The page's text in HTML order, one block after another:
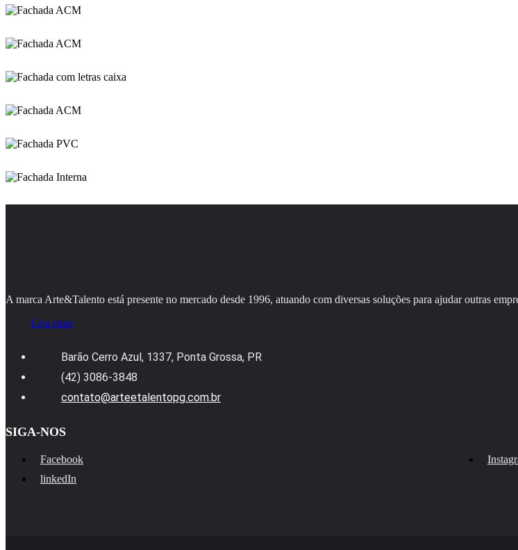
A marca Arte&Talento está presente no mercado desde 1996, atuando com diversas soluções para ajudar outras
Leia mais
Barão Cerro Azul, 1337, Ponta Grossa, PR
(42) 3086-3848
contato@arteetalentopg.com.br
SIGA-NOS
Facebook
linkedIn